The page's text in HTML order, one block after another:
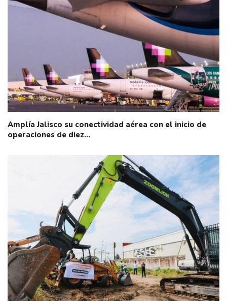
Amplía Jalisco su conectividad aérea con el inicio de
operaciones de diez…